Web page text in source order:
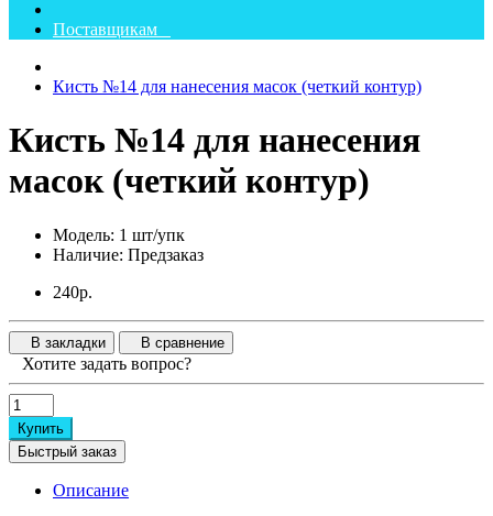
Поставщикам
Кисть №14 для нанесения масок (четкий контур)
Кисть №14 для нанесения
масок (четкий контур)
Модель: 1 шт/упк
Наличие: Предзаказ
240р.
В закладки В сравнение
Хотите задать вопрос?
Купить
Быстрый заказ
Описание